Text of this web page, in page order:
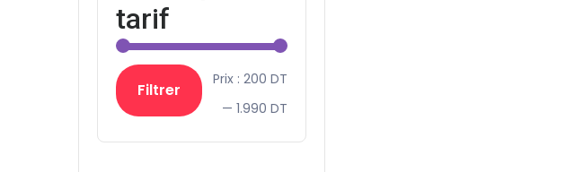
tarif
Prix
min
Prix
max
Filtrer
Prix : 200 DT
— 1.990 DT